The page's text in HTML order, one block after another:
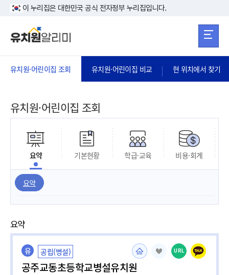
본문 바로가기
이 누리집은 대한민국 공식 전자정부 누리집입니다.
유치원·어린이집 조회 유치원·어린이집 비교 현 위치에서 찾기
유치원·어린이집 조회
요약 기본현황 학급·교육 비용·회계
요약
요약
유 공립(병설)
공주교동초등학교병설유치원
URL